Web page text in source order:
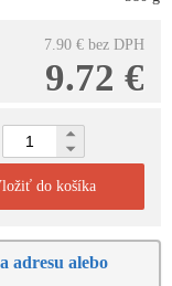
7.90 € bez DPH
9.72 €
do košíka
adresu alebo